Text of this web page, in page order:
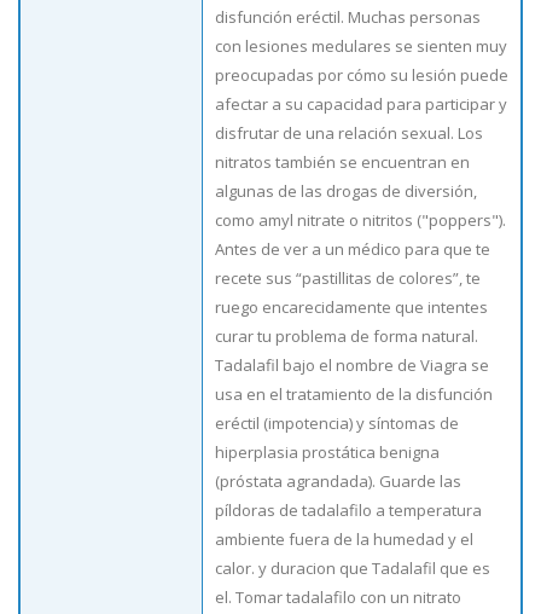
disfunción eréctil. Muchas personas
con lesiones medulares se sienten muy
preocupadas por cómo su lesión puede
afectar a su capacidad para participar y
disfrutar de una relación sexual. Los
nitratos también se encuentran en
algunas de las drogas de diversión,
como amyl nitrate o nitritos ("poppers").
Antes de ver a un médico para que te
recete sus “pastillitas de colores”, te
ruego encarecidamente que intentes
curar tu problema de forma natural.
Tadalafil bajo el nombre de Viagra se
usa en el tratamiento de la disfunción
eréctil (impotencia) y síntomas de
hiperplasia prostática benigna
(próstata agrandada). Guarde las
píldoras de tadalafilo a temperatura
ambiente fuera de la humedad y el
calor. y duracion que Tadalafil que es
el. Tomar tadalafilo con un nitrato